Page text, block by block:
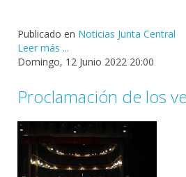
Publicado en Noticias Junta Central
Leer más ...
Domingo, 12 Junio 2022 20:00
Proclamación de los